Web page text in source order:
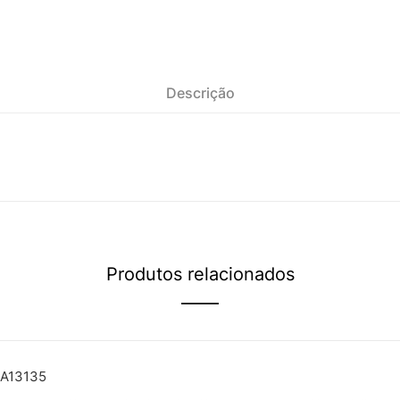
Descrição
Produtos relacionados